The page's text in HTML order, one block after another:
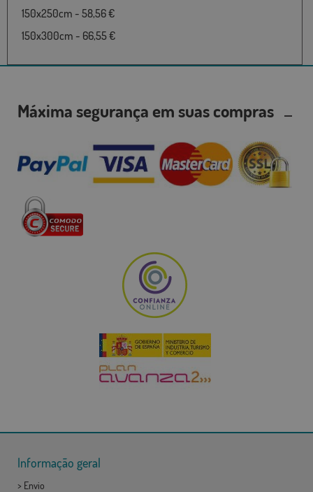
150x250cm - 58,56 €
150x300cm - 66,55 €
Máxima segurança em suas compras
Informação geral
> Envio